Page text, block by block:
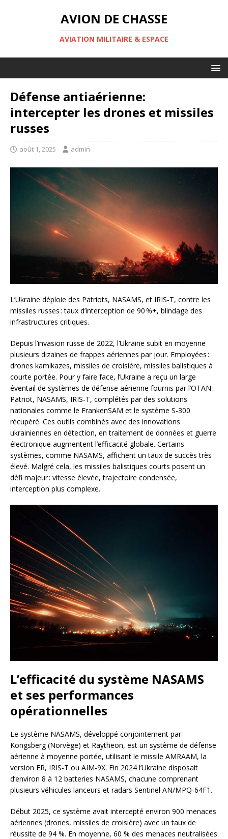
AVION DE CHASSE
AVIATION MILITAIRE & ESPACE
Défense antiaérienne:
intercepter les drones et missiles
russes
août 1, 2025 admin
L’Ukraine déploie des Patriots, NASAMS, et IRIS‑T, contre les
missiles russes : taux d’interception de 90 %+, blindage des
infrastructures critiques.
Depuis l’invasion russe de 2022, l’Ukraine subit en moyenne
plusieurs dizaines de frappes aériennes par jour. Employées :
drones kamikazes, missiles de croisière, missiles balistiques à
courte portée. Pour y faire face, l’Ukraine a reçu un large
éventail de systèmes de défense aérienne fournis par l’OTAN :
Patriot, NASAMS, IRIS‑T, complétés par des solutions
nationales comme le FrankenSAM et le système S‑300
récupéré. Ces outils combinés avec des innovations
ukrainiennes en détection, en traitement de données et guerre
électronique augmentent l’efficacité globale. Certains
systèmes, comme NASAMS, affichent un taux de succès très
élevé. Malgré cela, les missiles balistiques courts posent un
défi majeur : vitesse élevée, trajectoire condensée,
interception plus complexe.
L’efficacité du système NASAMS
et ses performances
opérationnelles
Le système NASAMS, développé conjointement par
Kongsberg (Norvège) et Raytheon, est un système de défense
aérienne à moyenne portée, utilisant le missile AMRAAM, la
version ER, IRIS‑T ou AIM‑9X. Fin 2024 l’Ukraine disposait
d’environ 8 à 12 batteries NASAMS, chacune comprenant
plusieurs véhicules lanceurs et radars Sentinel AN/MPQ‑64F1.
Début 2025, ce système avait intercepté environ 900 menaces
aériennes (drones, missiles de croisière) avec un taux de
réussite de 94 %. En moyenne, 60 % des menaces neutralisées